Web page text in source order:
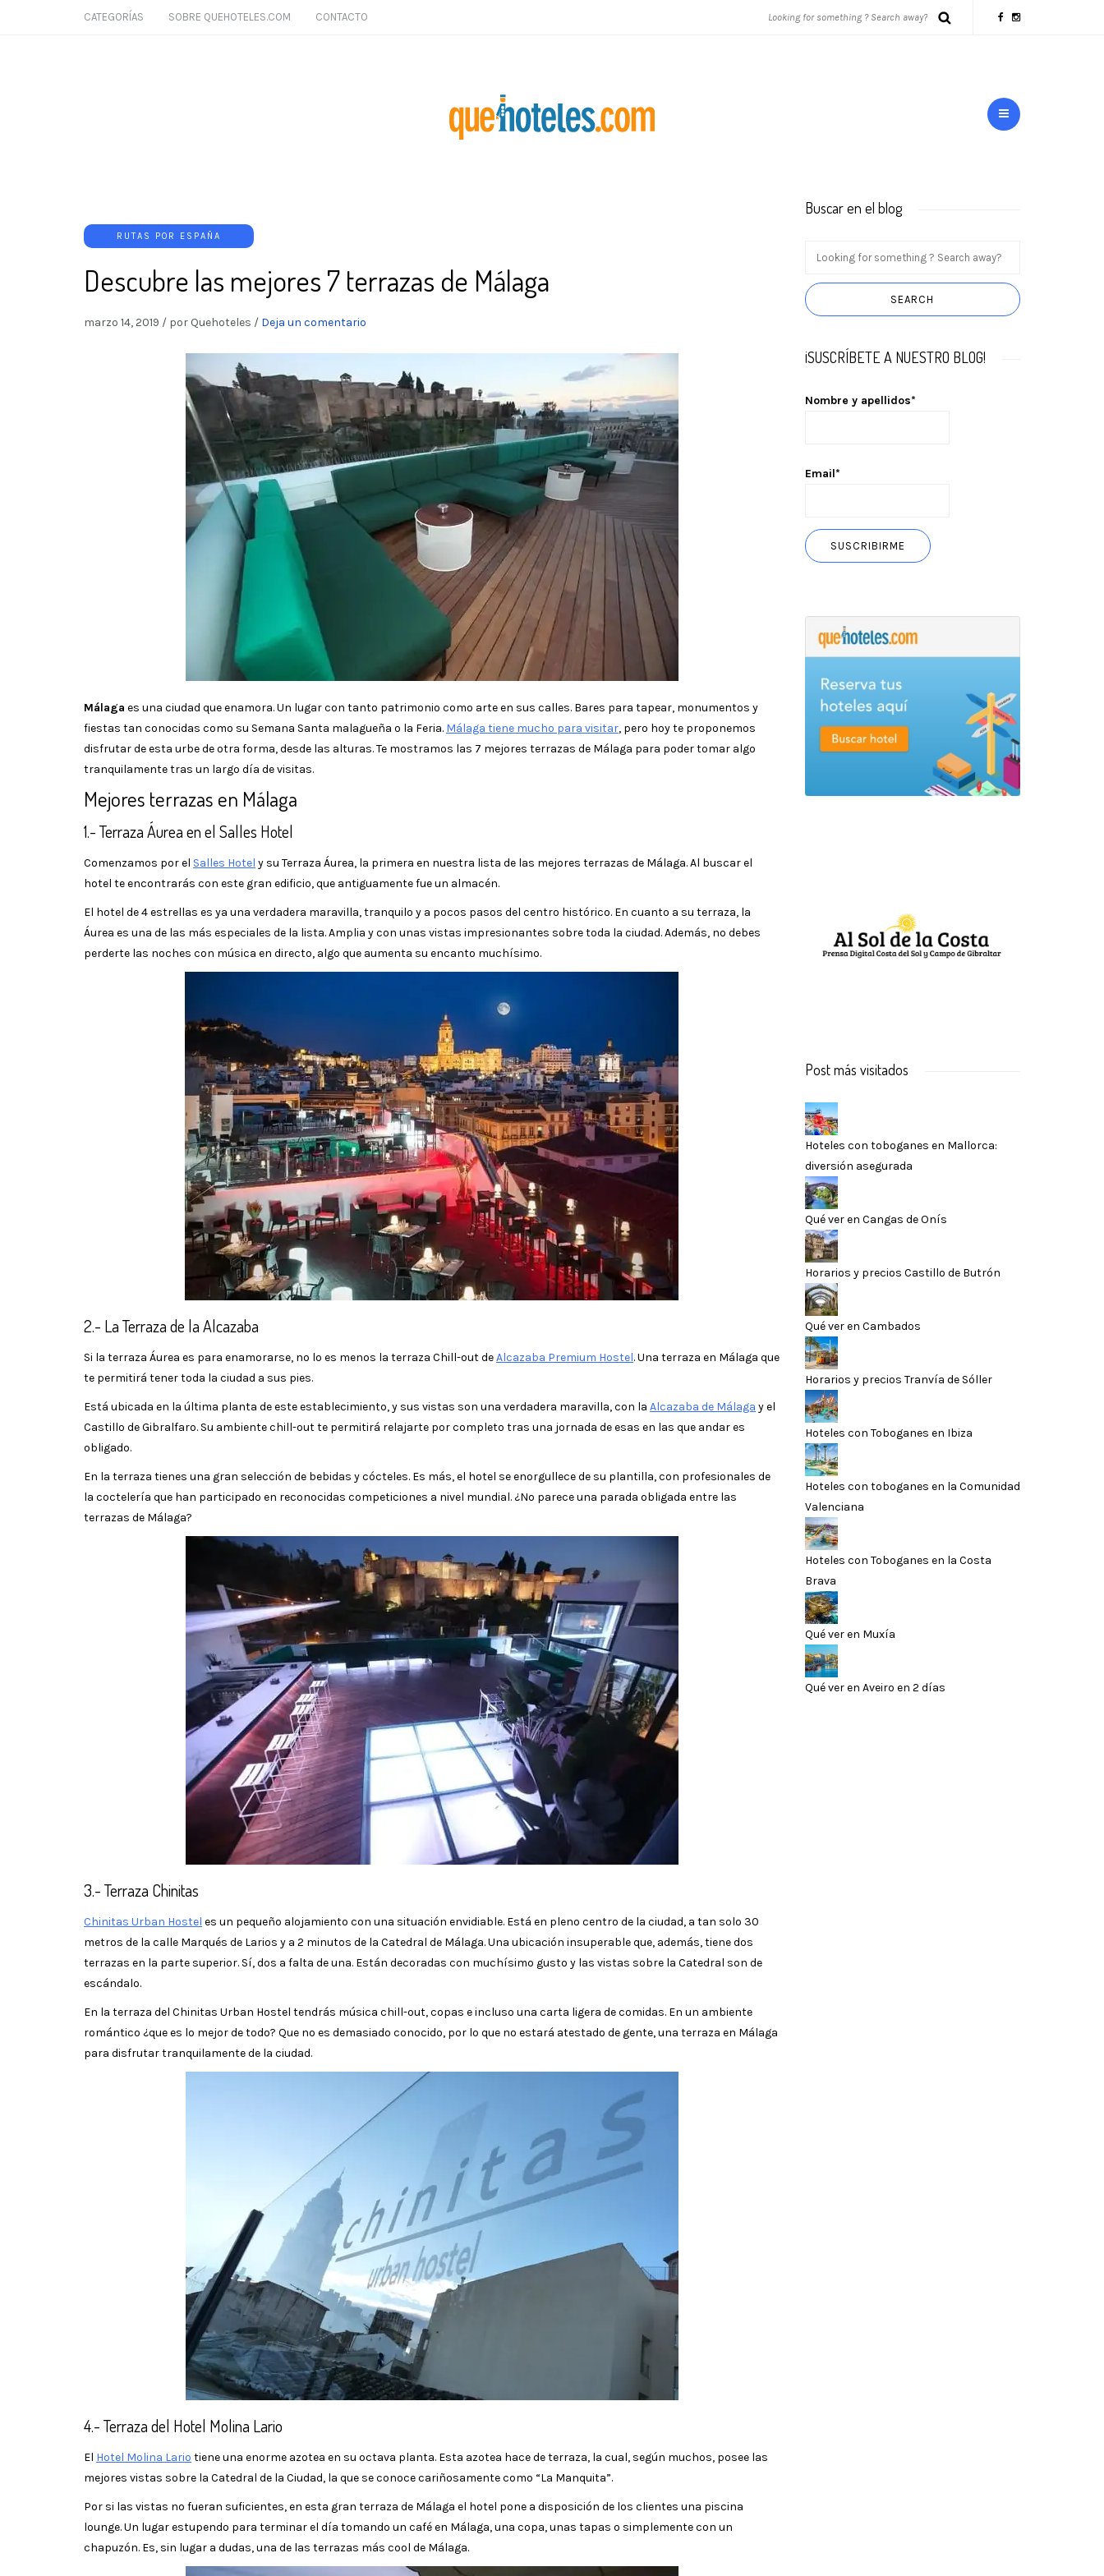
CATEGORÍAS SOBRE QUEHOTELES.COM CONTACTO
RUTAS POR ESPAÑA
Descubre las mejores 7 terrazas de Málaga
marzo 14, 2019 / por Quehoteles / Deja un comentario
Málaga es una ciudad que enamora. Un lugar con tanto patrimonio como arte en sus calles. Bares para tapear, monumentos y
fiestas tan conocidas como su Semana Santa malagueña o la Feria. Málaga tiene mucho para visitar, pero hoy te proponemos
disfrutar de esta urbe de otra forma, desde las alturas. Te mostramos las 7 mejores terrazas de Málaga para poder tomar algo
tranquilamente tras un largo día de visitas.
Mejores terrazas en Málaga
1.- Terraza Áurea en el Salles Hotel
Comenzamos por el Salles Hotel y su Terraza Áurea, la primera en nuestra lista de las mejores terrazas de Málaga. Al buscar el
hotel te encontrarás con este gran edificio, que antiguamente fue un almacén.
El hotel de 4 estrellas es ya una verdadera maravilla, tranquilo y a pocos pasos del centro histórico. En cuanto a su terraza, la
Áurea es una de las más especiales de la lista. Amplia y con unas vistas impresionantes sobre toda la ciudad. Además, no debes
perderte las noches con música en directo, algo que aumenta su encanto muchísimo.
2.- La Terraza de la Alcazaba
Si la terraza Áurea es para enamorarse, no lo es menos la terraza Chill-out deAlcazaba Premium Hostel. Una terraza en Málaga que
te permitirá tener toda la ciudad a sus pies.
Está ubicada en la última planta de este establecimiento, y sus vistas son una verdadera maravilla, con la Alcazaba de Málaga y el
Castillo de Gibralfaro. Su ambiente chill-out te permitirá relajarte por completo tras una jornada de esas en las que andar es
obligado.
En la terraza tienes una gran selección de bebidas y cócteles. Es más, el hotel se enorgullece de su plantilla, con profesionales de
la coctelería que han participado en reconocidas competiciones a nivel mundial. ¿No parece una parada obligada entre las
terrazas de Málaga?
3.- Terraza Chinitas
Chinitas Urban Hostel es un pequeño alojamiento con una situación envidiable. Está en pleno centro de la ciudad, a tan solo 30
metros de la calle Marqués de Larios y a 2 minutos de la Catedral de Málaga. Una ubicación insuperable que, además, tiene dos
terrazas en la parte superior. Sí, dos a falta de una. Están decoradas con muchísimo gusto y las vistas sobre la Catedral son de
escándalo.
En la terraza del Chinitas Urban Hostel tendrás música chill-out, copas e incluso una carta ligera de comidas. En un ambiente
romántico ¿que es lo mejor de todo? Que no es demasiado conocido, por lo que no estará atestado de gente, una terraza en Málaga
para disfrutar tranquilamente de la ciudad.
4.- Terraza del Hotel Molina Lario
El Hotel Molina Lario tiene una enorme azotea en su octava planta. Esta azotea hace de terraza, la cual, según muchos, posee las
mejores vistas sobre la Catedral de la Ciudad, la que se conoce cariñosamente como “La Manquita”.
Por si las vistas no fueran suficientes, en esta gran terraza de Málaga el hotel pone a disposición de los clientes una piscina
lounge. Un lugar estupendo para terminar el día tomando un café en Málaga, una copa, unas tapas o simplemente con un
chapuzón. Es, sin lugar a dudas, una de las terrazas más cool de Málaga.
Buscar en el blog
¡SUSCRÍBETE A NUESTRO BLOG!
Nombre y apellidos*
Email*
Post más visitados
Hoteles con toboganes en Mallorca:
diversión asegurada
Qué ver en Cangas de Onís
Horarios y precios Castillo de Butrón
Qué ver en Cambados
Horarios y precios Tranvía de Sóller
Hoteles con Toboganes en Ibiza
Hoteles con toboganes en la Comunidad
Valenciana
Hoteles con Toboganes en la Costa
Brava
Qué ver en Muxía
Qué ver en Aveiro en 2 días